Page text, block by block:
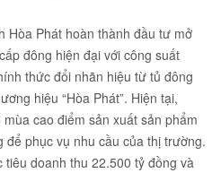
Hòa Phát hoàn thành đầu tư mở
đông hiện đại với công suất
thức đổi nhãn hiệu từ tủ đông
hiệu “Hòa Phát”. Hiện tại,
cao điểm sản xuất sản phẩm
để phục vụ nhu cầu của thị trường.
doanh thu 22.500 tỷ đồng và